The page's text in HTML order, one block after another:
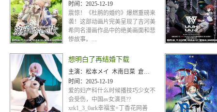
时间： 2025-12-19
震惊！《杜鹃的婚约》爆燃重磅来
袭！这部动画片完美呈现了吉河美
希同名漫画作品中的绝美画面和悲
惨故事。....
想明白了再结婚下载
主演： 松本メイ 木南日菜 倉木志乃 桐原莉那 北山かんな
时间： 2025-12-19
爱的妇产科什么时候播技巧少女不
会受伤，中国av女演员??
xrk1_3_0ark幸福宝+丁香花网善